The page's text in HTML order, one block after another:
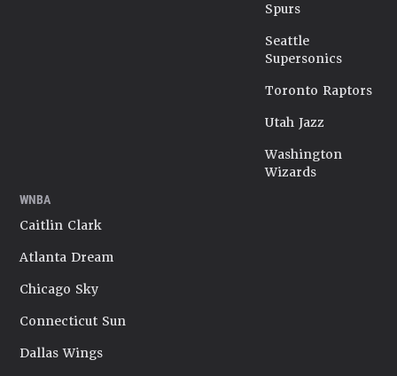
Spurs
Seattle
Supersonics
Toronto Raptors
Utah Jazz
Washington
Wizards
WNBA
Caitlin Clark
Atlanta Dream
Chicago Sky
Connecticut Sun
Dallas Wings